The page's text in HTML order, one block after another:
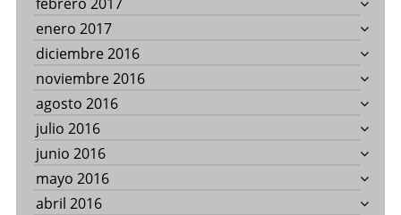
enero 2017
diciembre 2016
noviembre 2016
agosto 2016
julio 2016
junio 2016
mayo 2016
abril 2016